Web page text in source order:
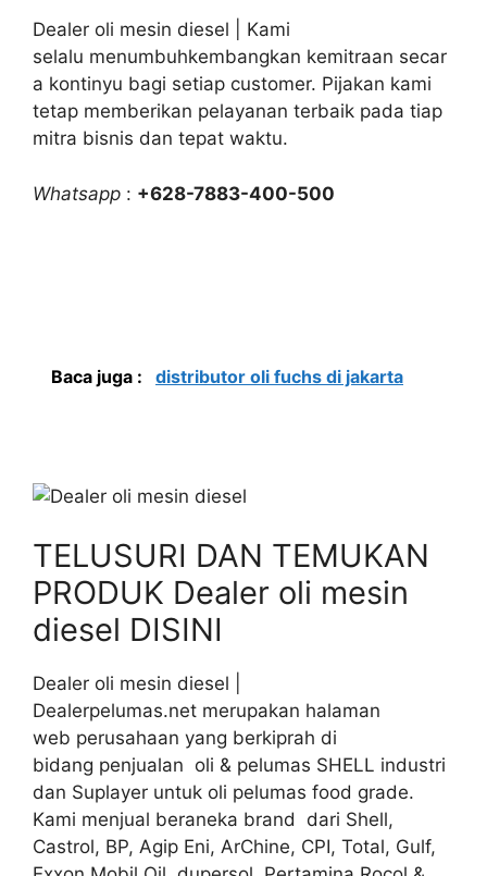
Dealer oli mesin diesel | Kami
selalu menumbuhkembangkan kemitraan secar
a kontinyu bagi setiap customer. Pijakan kami
tetap memberikan pelayanan terbaik pada tiap
mitra bisnis dan tepat waktu.
Whatsapp : +628-7883-400-500
Baca juga : distributor oli fuchs di jakarta
TELUSURI DAN TEMUKAN
PRODUK Dealer oli mesin
diesel DISINI
Dealer oli mesin diesel |
Dealerpelumas.net merupakan halaman
web perusahaan yang berkiprah di
bidang penjualan oli & pelumas SHELL industri
dan Suplayer untuk oli pelumas food grade.
Kami menjual beraneka brand dari Shell,
Castrol, BP, Agip Eni, ArChine, CPI, Total, Gulf,